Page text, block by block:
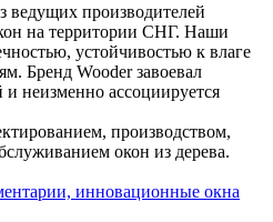
производителей
на территории СНГ. Наши
устойчивостью к влаге
Бренд Wooder завоевал
и неизменно ассоциируется
производством,
окон из дерева.
инновационные окна